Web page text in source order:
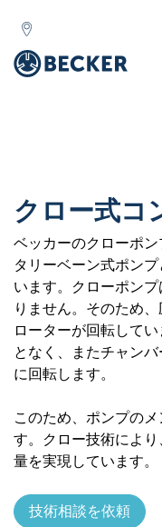
クロー式コ
ベッカーのクローポ
タリーベーン式ポン
います。クローポン
りません。そのため
ローターが回転して
となく、またチャン
に回転します。
このため、ポンプの
す。クロー技術によ
量を実現しています。
技術相談を依頼